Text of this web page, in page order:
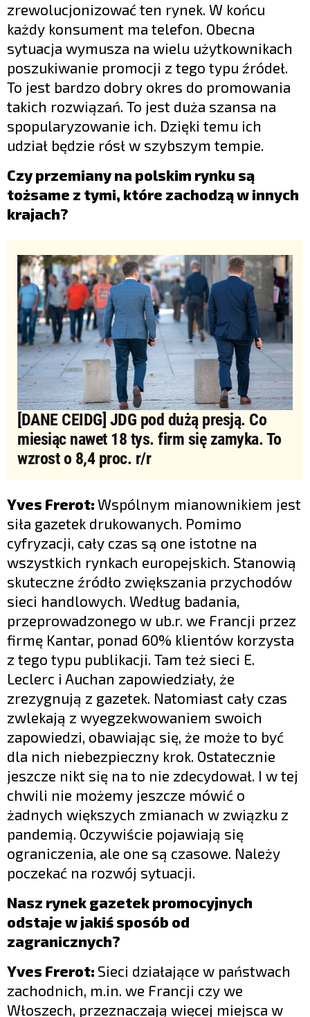
zrewolucjonizować ten rynek. W końcu
każdy konsument ma telefon. Obecna
sytuacja wymusza na wielu użytkownikach
poszukiwanie promocji z tego typu źródeł.
To jest bardzo dobry okres do promowania
takich rozwiązań. To jest duża szansa na
spopularyzowanie ich. Dzięki temu ich
udział będzie rósł w szybszym tempie.
Czy przemiany na polskim rynku są
tożsame z tymi, które zachodzą w innych
krajach?
[DANE CEIDG] JDG pod dużą presją. Co
miesiąc nawet 18 tys. firm się zamyka. To
wzrost o 8,4 proc. r/r
Yves Frerot: Wspólnym mianownikiem jest
siła gazetek drukowanych. Pomimo
cyfryzacji, cały czas są one istotne na
wszystkich rynkach europejskich. Stanowią
skuteczne źródło zwiększania przychodów
sieci handlowych. Według badania,
przeprowadzonego w ub.r. we Francji przez
firmę Kantar, ponad 60% klientów korzysta
z tego typu publikacji. Tam też sieci E.
Leclerc i Auchan zapowiedziały, że
zrezygnują z gazetek. Natomiast cały czas
zwlekają z wyegzekwowaniem swoich
zapowiedzi, obawiając się, że może to być
dla nich niebezpieczny krok. Ostatecznie
jeszcze nikt się na to nie zdecydował. I w tej
chwili nie możemy jeszcze mówić o
żadnych większych zmianach w związku z
pandemią. Oczywiście pojawiają się
ograniczenia, ale one są czasowe. Należy
poczekać na rozwój sytuacji.
Nasz rynek gazetek promocyjnych
odstaje w jakiś sposób od
zagranicznych?
Yves Frerot: Sieci działające w państwach
zachodnich, m.in. we Francji czy we
Włoszech, przeznaczają więcej miejsca w